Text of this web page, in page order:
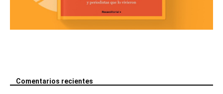
Comentarios recientes